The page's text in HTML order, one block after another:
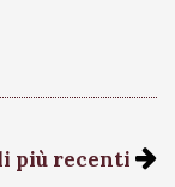
più recenti